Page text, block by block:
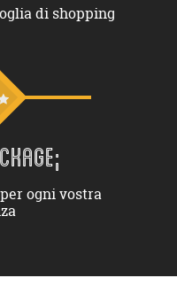
di shopping
ogni vostra